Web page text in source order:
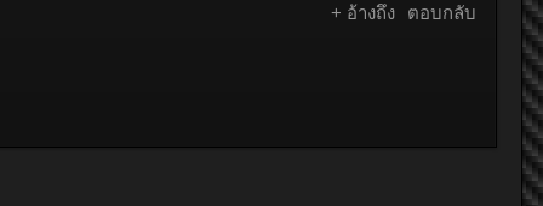
+ อ้างถึง ตอบกลับ